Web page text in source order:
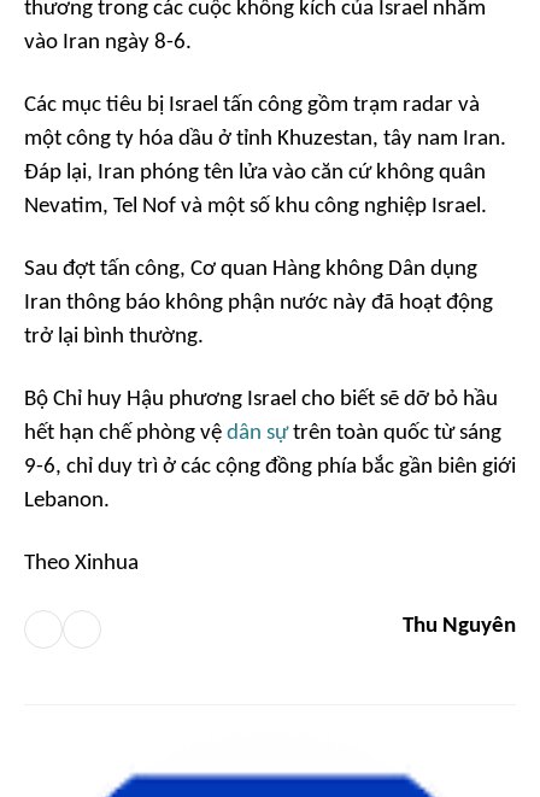
thương trong các cuộc không kích của Israel nhằm
vào Iran ngày 8-6.
Các mục tiêu bị Israel tấn công gồm trạm radar và
một công ty hóa dầu ở tỉnh Khuzestan, tây nam Iran.
Đáp lại, Iran phóng tên lửa vào căn cứ không quân
Nevatim, Tel Nof và một số khu công nghiệp Israel.
Sau đợt tấn công, Cơ quan Hàng không Dân dụng
Iran thông báo không phận nước này đã hoạt động
trở lại bình thường.
Bộ Chỉ huy Hậu phương Israel cho biết sẽ dỡ bỏ hầu
hết hạn chế phòng vệ dân sựtrên toàn quốc từ sáng
9-6, chỉ duy trì ở các cộng đồng phía bắc gần biên giới
Lebanon.
Theo Xinhua
Thu Nguyên